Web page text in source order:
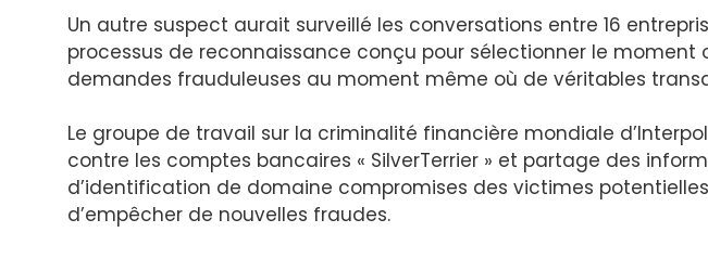
Un autre suspect aurait surveillé les conversations entre 16
processus de reconnaissance conçu pour sélectionner le moment
demandes frauduleuses au moment même où de véritables
Le groupe de travail sur la criminalité financière mondiale
contre les comptes bancaires « SilverTerrier » et partage des
d’identification de domaine compromises des victimes
d’empêcher de nouvelles fraudes.